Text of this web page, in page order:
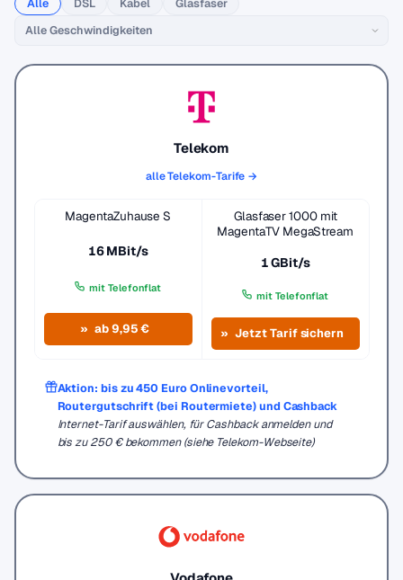
Alle DSL Kabel Glasfaser
Telekom
alle Telekom-Tarife →
MagentaZuhause S
16 MBit/s
mit Telefonflat
ab 9,95 €
Glasfaser 1000 mit
MagentaTV MegaStream
1 GBit/s
mit Telefonflat
Jetzt Tarif sichern
Aktion: bis zu 450 Euro Onlinevorteil,
Routergutschrift (bei Routermiete) und Cashback
Internet-Tarif auswählen, für Cashback anmelden und
bis zu 250 € bekommen (siehe Telekom-Webseite)